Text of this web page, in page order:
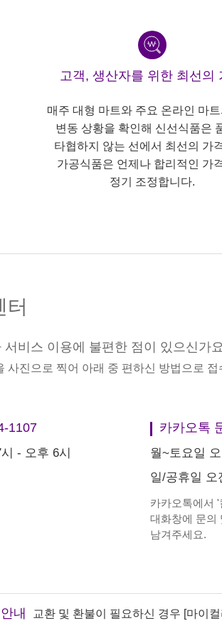
고객, 생산자를 위한 최선의
매주 대형 마트와 주요 온라인 마
변동 상황을 확인해 신선식품은
타협하지 않는 선에서 최선의 가
가공식품은 언제나 합리적인 가
정기 조정합니다.
터
서비스 이용에 불편한 점이 있으신가
사진으로 찍어 아래 중 편하신 방법으로
1107
- 오후 6시
카카오톡
월~토요일
일/공휴일 오
카카오톡에서 '
대화창에 문의
남겨주세요.
내
교환 및 환불이 필요하신 경우 [마이